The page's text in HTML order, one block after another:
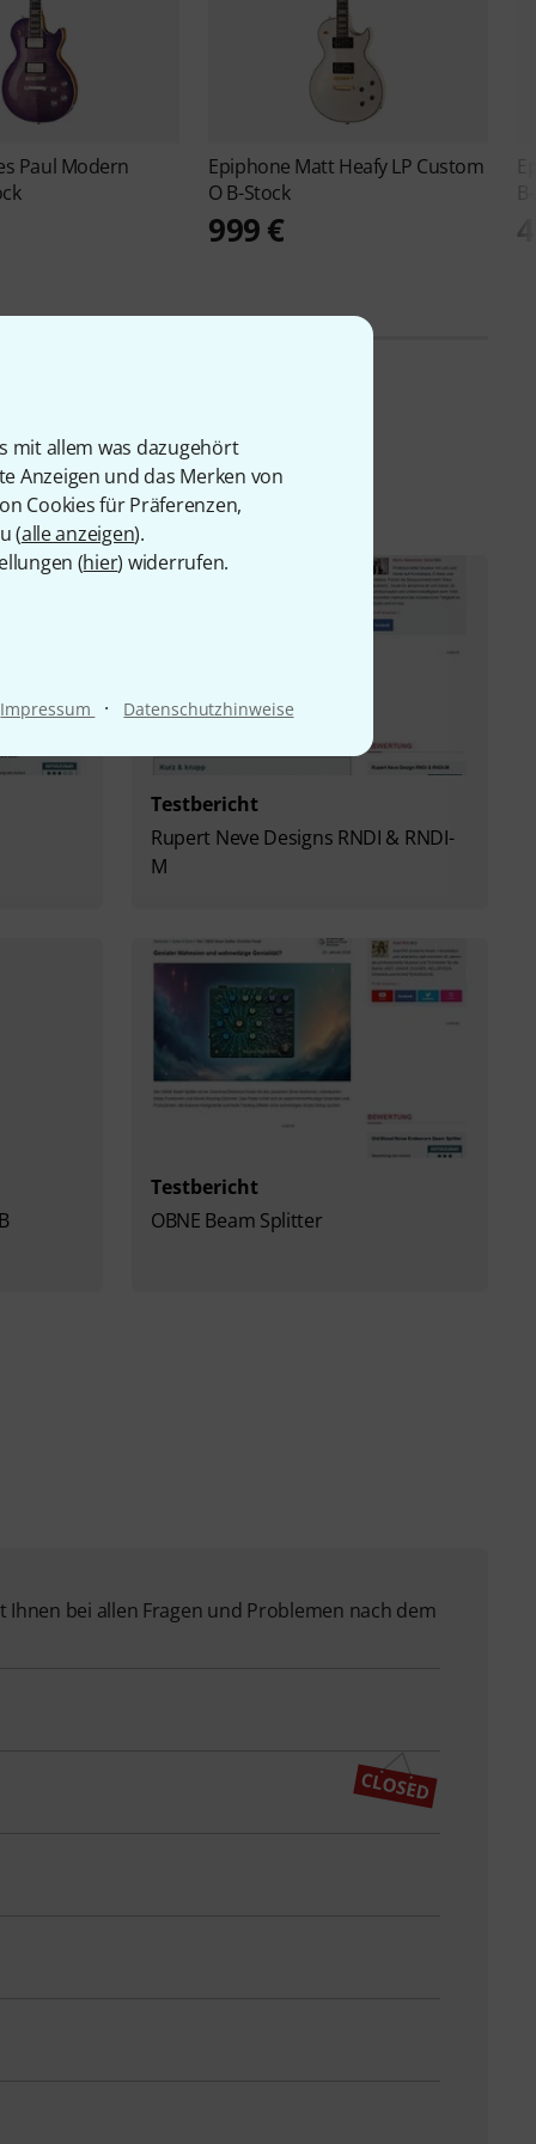
mit allem was dazugehört
Anzeigen und das Merken von
Cookies für Präferenzen,
(alle anzeigen).
(hier) widerrufen.
Impressum · Datenschutzhinweise
Paul Modern
Epiphone Matt Heafy LP Custom
O B-Stock
999 €
Testbericht
Rupert Neve Designs RNDI & RNDI-
M
Testbericht
OBNE Beam Splitter
bei allen Fragen und Problemen nach dem